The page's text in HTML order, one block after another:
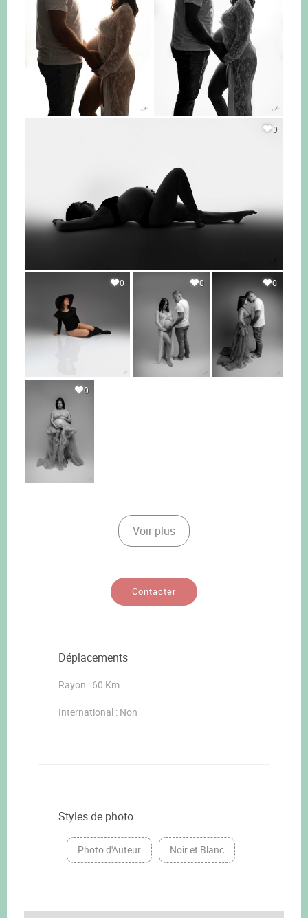
0
0 0 0
0
Voir plus
Contacter
Déplacements
Rayon : 60 Km
International : Non
Styles de photo
Photo d'Auteur Noir et Blanc